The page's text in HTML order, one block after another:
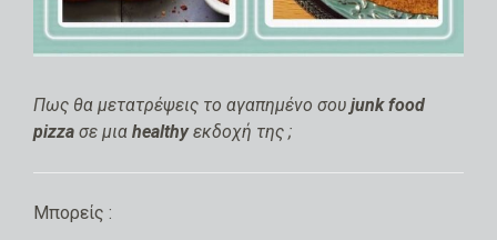
Πως θα μετατρέψεις το αγαπημένο σου junk food
pizza σε μια healthyεκδοχή της ;
Μπορείς :